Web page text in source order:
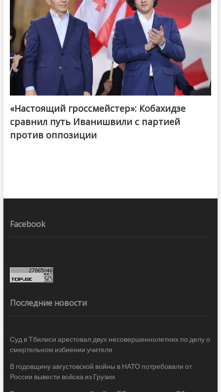
@ქართული ოცნება / Georgian Dream
«Настоящий гроссмейстер»: Кобахидзе
сравнил путь Иванишвили с партией
против оппозиции
Facebook
Последние новости
Суд в Тбилиси арестовал двух несовершеннолетних по делу о
смертельном избиении учителя
В годовщину августовской войны в НАТО потребовали от
России вывести войска из Грузии